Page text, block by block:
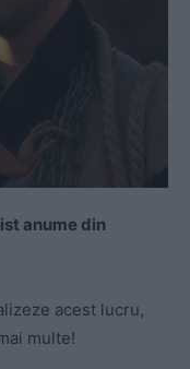
anume din
acest lucru,
multe!